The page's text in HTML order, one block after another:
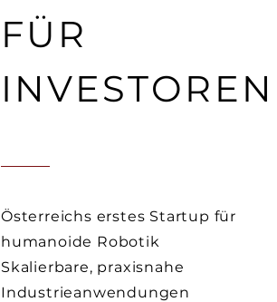
FÜR
INVESTOREN
Österreichs erstes Startup für
humanoide Robotik
Skalierbare, praxisnahe
Industrieanwendungen